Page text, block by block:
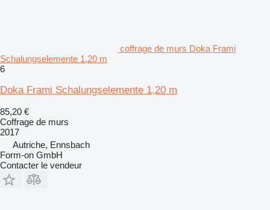
coffrage de murs Doka Frami
Schalungselemente 1,20 m
6
Doka Frami Schalungselemente 1,20 m
85,20 €
Coffrage de murs
2017
Autriche, Ennsbach
Form-on GmbH
Contacter le vendeur